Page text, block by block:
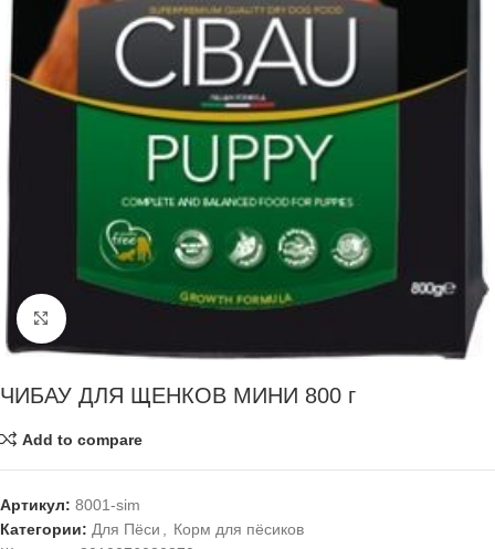
Нажмите, чтобы увеличить
ЧИБАУ ДЛЯ ЩЕНКОВ МИНИ 800 г
Add to compare
Артикул: 8001-sim
Категории: Для Пёси
Корм для пёсиков